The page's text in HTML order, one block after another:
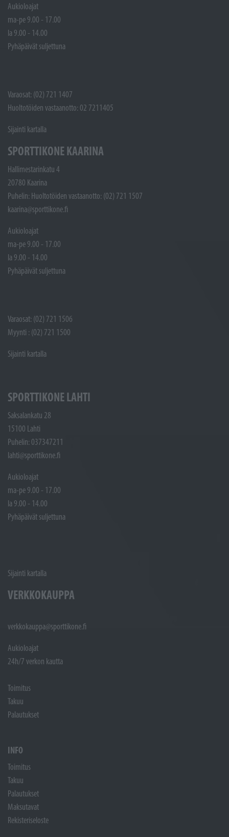
Aukioloajat
ma-pe 9.00 - 17.00
la 9.00 - 14.00
Pyhäpäivät suljettuna
Varaosat: (02) 721 1407
Huoltotöiden vastaanotto: 02 7211405
Sijainti kartalla
SPORTTIKONE KAARINA
Hallimestarinkatu 4
20780 Kaarina
Puhelin: Huoltotöiden vastaanotto: (02) 721 1507
kaarina@sporttikone.fi
Aukioloajat
ma-pe 9.00 - 17.00
la 9.00 - 14.00
Pyhäpäivät suljettuna
Varaosat: (02) 721 1506
Myynti : (02) 721 1500
Sijainti kartalla
SPORTTIKONE LAHTI
Saksalankatu 28
15100 Lahti
Puhelin: 037347211
lahti@sporttikone.fi
Aukioloajat
ma-pe 9.00 - 17.00
la 9.00 - 14.00
Pyhäpäivät suljettuna
Sijainti kartalla
VERKKOKAUPPA
verkkokauppa@sporttikone.fi
Aukioloajat
24h/7 verkon kautta
Toimitus
Takuu
Palautukset
INFO
Toimitus
Takuu
Palautukset
Maksutavat
Rekisteriseloste